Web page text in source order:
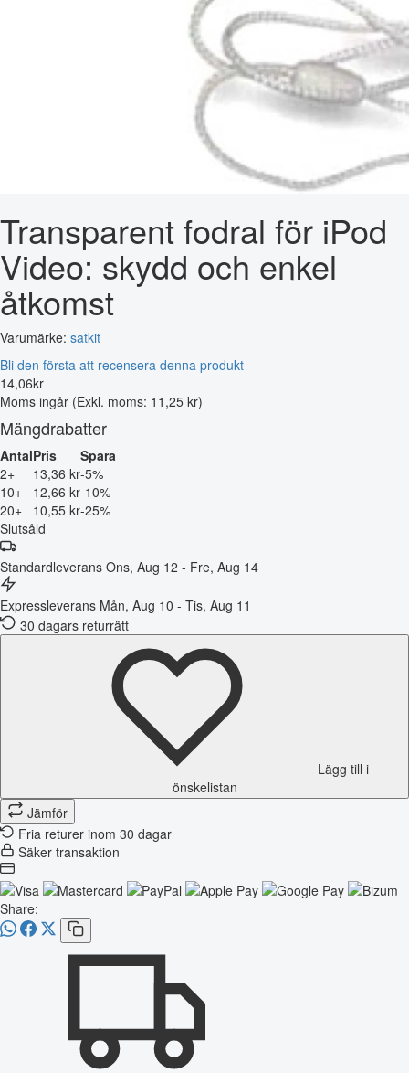
Transparent fodral för iPod
Video: skydd och enkel
åtkomst
Varumärke: satkit
Bli den första att recensera denna produkt
14,06kr
Moms ingår (Exkl. moms: 11,25 kr)
Mängdrabatter
AntalPris
Spara
2+
13,36 kr-5%
10+
12,66 kr-10%
20+
10,55 kr-25%
Slutsåld
Standardleverans Ons, Aug 12 - Fre, Aug 14
Expressleverans Mån, Aug 10 - Tis, Aug 11
30 dagars returrätt
Lägg till i
önskelistan
Jämför
Fria returer inom 30 dagar
Säker transaktion
Share: